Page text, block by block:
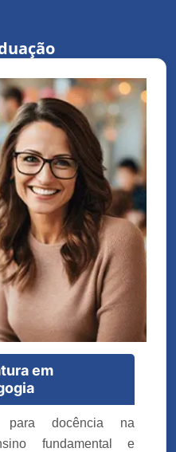
em
para docência na
fundamental e